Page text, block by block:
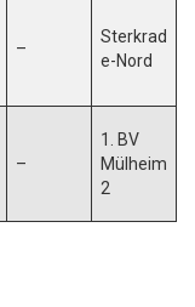
–
Sterkrad
e-Nord
–
1. BV
Mülheim
2